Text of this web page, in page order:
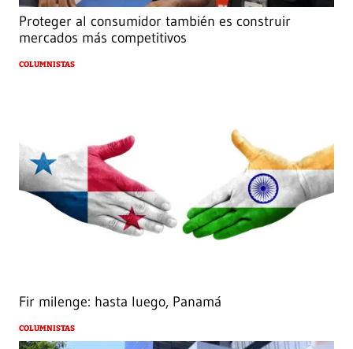
Proteger al consumidor también es construir
mercados más competitivos
COLUMNISTAS
Fir milenge: hasta luego, Panamá
COLUMNISTAS